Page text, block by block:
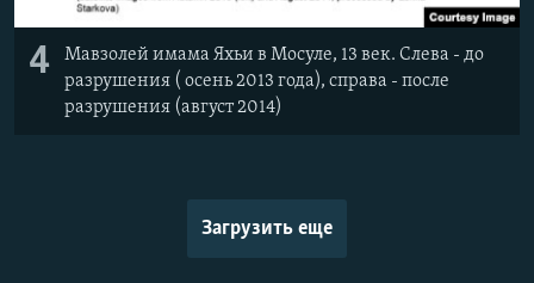
4
Мавзолей имама Яхьи в Мосуле, 13 век. Слева - до
разрушения ( осень 2013 года), справа - после
разрушения (август 2014)
Загрузить еще